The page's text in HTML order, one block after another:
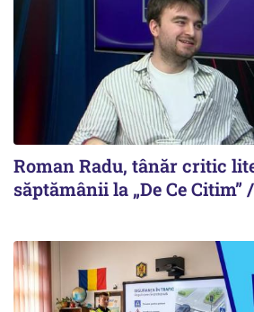
Roman Radu, tânăr critic
săptămânii la „De Ce Citim”